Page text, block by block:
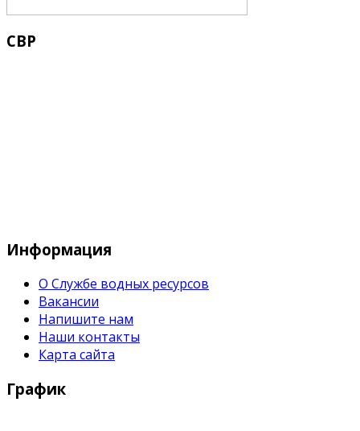
СВР
Информация
О Службе водных ресурсов
Вакансии
Напишите нам
Наши контакты
Карта сайта
График